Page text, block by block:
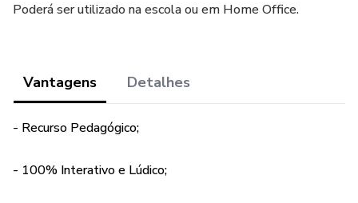
Poderá ser utilizado na escola ou em Home Office.
Vantagens Detalhes
- Recurso Pedagógico;
- 100% Interativo e Lúdico;